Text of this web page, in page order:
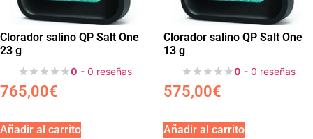
Clorador salino QP Salt One
23 g
0 - 0 reseñas
765,00€
Añadir al carrito
Clorador salino QP Salt One
13 g
0 - 0 reseñas
575,00€
Añadir al carrito